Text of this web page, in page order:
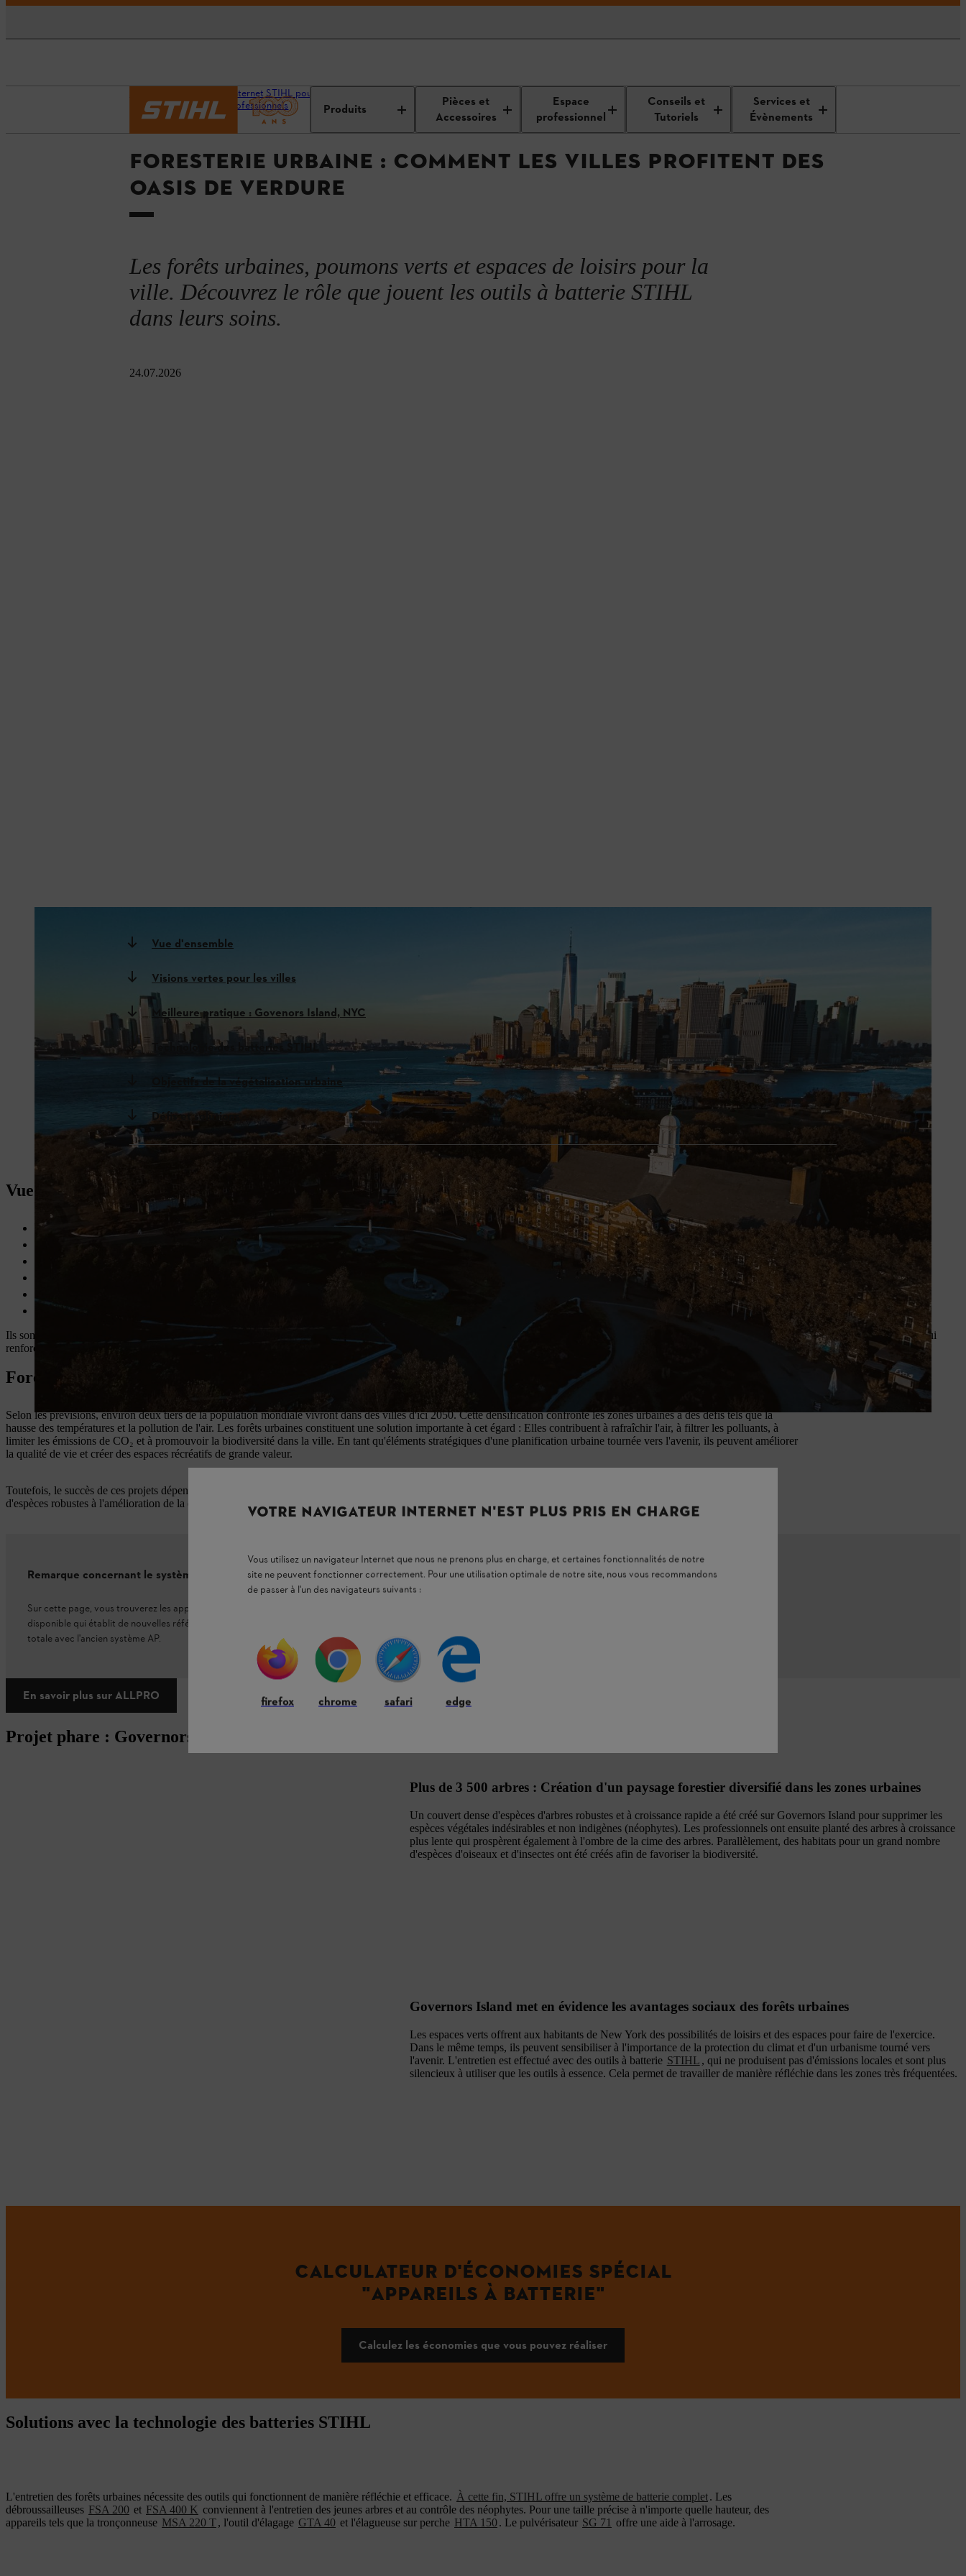
Produits
Pièces et
Accessoires
Espace
professionnel
Conseils et
Tutoriels
Services et
Évènements
Notre site Internet STIHL pour les
professionnels
Connaissances utiles de professionnels pour les
professionnels
pratiques
Urban Forestry: How cities benefit from
green oases
FORESTERIE URBAINE : COMMENT LES VILLES PROFITENT DES
OASIS DE VERDURE
Les forêts urbaines, poumons verts et espaces de loisirs pour la
ville. Découvrez le rôle que jouent les outils à batterie STIHL
dans leurs soins.
24.07.2026
Vue d'ensemble
Visions vertes pour les villes
Meilleure pratique : Govenors Island, NYC
Technologie des batteries STIHL
Objectifs de la végétalisation urbaine
Défis et solutions
Vue d'ensemble : La foresterie urbaine
Amélioration du climat urbain:
abaisse la température, fixe le CO₂ et filtre les polluants de l'air
Des habitats précieux pour les animaux et les plantes
Créer des espaces de loisirs et promouvoir le bien-être des personnes
verdissement des bâtiments
Ils sont les poumons verts de la ville : Les forêts urbaines peuvent réduire les îlots de chaleur, protéger contre les inondations et fixer le CO₂. En même temps, ils contribuent à améliorer le microclimat, ce qui
renforce à la fois l'infrastructure et la qualité de vie.
Forêts urbaines : Visions vertes pour les villes
Selon les prévisions, environ deux tiers de la population mondiale vivront dans des villes d'ici 2050. Cette densification confronte les zones urbaines à des défis tels que la
hausse des températures et la pollution de l'air. Les forêts urbaines constituent une solution importante à cet égard : Elles contribuent à rafraîchir l'air, à filtrer les polluants, à
limiter les émissions de CO₂ et à promouvoir la biodiversité dans la ville. En tant qu'éléments stratégiques d'une planification urbaine tournée vers l'avenir, ils peuvent améliorer
la qualité de vie et créer des espaces récréatifs de grande valeur.
Toutefois, le succès de ces projets dépend d'une mise en œuvre professionnelle. Il ne suffit pas de planter des arbres, il faut des concepts innovants. Cela va de la sélection
d'espèces robustes à l'amélioration de la qualité du sol et à l'utilisation de technologies d'entretien modernes pour maximiser le potentiel de la nature urbaine.
Remarque concernant le système de batterie
Sur cette page, vous trouverez les appareils et les batteries du système AP. Avec ALLPRO, un système de batteries est désormais
disponible qui établit de nouvelles références en matière de performances. Plus de puissance, plus d'efficacité et une compatibilité
totale avec l'ancien système AP.
En savoir plus sur ALLPRO
Projet phare : Governors Island, New York
Plus de 3 500 arbres : Création d'un paysage forestier diversifié dans les zones urbaines
Un couvert dense d'espèces d'arbres robustes et à croissance rapide a été créé sur Governors Island pour supprimer les
espèces végétales indésirables et non indigènes (néophytes). Les professionnels ont ensuite planté des arbres à croissance
plus lente qui prospèrent également à l'ombre de la cime des arbres. Parallèlement, des habitats pour un grand nombre
d'espèces d'oiseaux et d'insectes ont été créés afin de favoriser la biodiversité.
Governors Island met en évidence les avantages sociaux des forêts urbaines
Les espaces verts offrent aux habitants de New York des possibilités de loisirs et des espaces pour faire de l'exercice.
Dans le même temps, ils peuvent sensibiliser à l'importance de la protection du climat et d'un urbanisme tourné vers
l'avenir. L'entretien est effectué avec des outils à batterie STIHL , qui ne produisent pas d'émissions locales et sont plus
silencieux à utiliser que les outils à essence. Cela permet de travailler de manière réfléchie dans les zones très fréquentées.
CALCULATEUR D'ÉCONOMIES SPÉCIAL
"APPAREILS À BATTERIE"
Calculez les économies que vous pouvez réaliser
Solutions avec la technologie des batteries STIHL
L'entretien des forêts urbaines nécessite des outils qui fonctionnent de manière réfléchie et efficace. À cette fin, STIHL offre un système de batterie complet. Les
débroussailleuses FSA 200 et FSA 400 K conviennent à l'entretien des jeunes arbres et au contrôle des néophytes. Pour une taille précise à n'importe quelle hauteur, des
appareils tels que la tronçonneuse MSA 220 T, l'outil d'élagage GTA 40 et l'élagueuse sur perche HTA 150. Le pulvérisateur SG 71 offre une aide à l'arrosage.
VOTRE NAVIGATEUR INTERNET N'EST PLUS PRIS EN CHARGE
Vous utilisez un navigateur Internet que nous ne prenons plus en charge, et certaines fonctionnalités de notre
site ne peuvent fonctionner correctement. Pour une utilisation optimale de notre site, nous vous recommandons
de passer à l'un des navigateurs suivants :
firefox chrome safari edge